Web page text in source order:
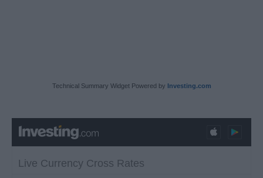
Technical Summary Widget Powered by Investing.com